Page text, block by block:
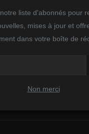
liste d'abonnés pour
mises à jour et
dans votre boîte de
Non merci